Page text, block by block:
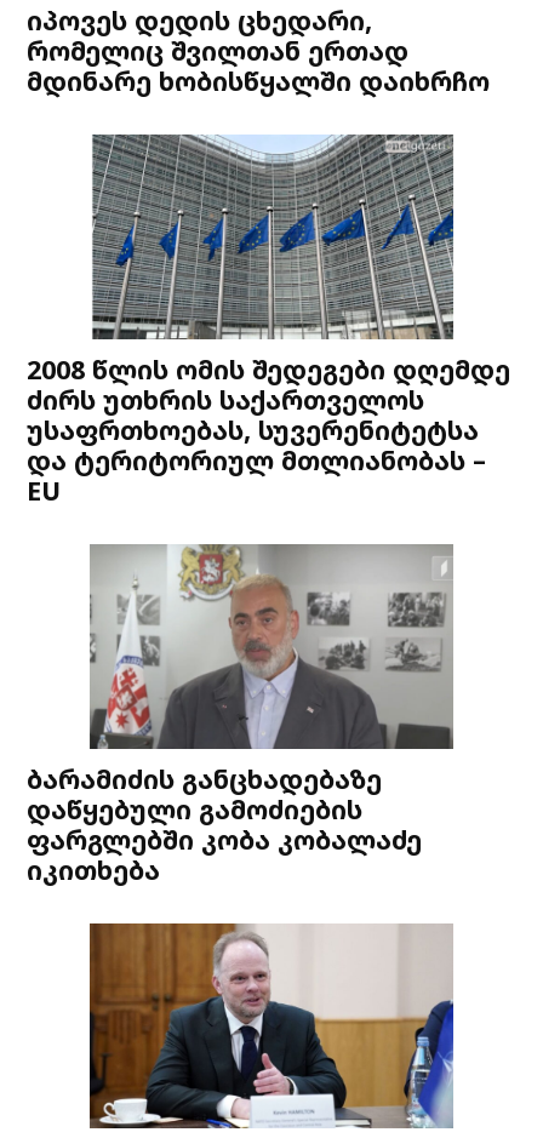
იპოვეს დედის ცხედარი,
რომელიც შვილთან ერთად
მდინარე ხობისწყალში დაიხრჩო
2008 წლის ომის შედეგები დღემდე
ძირს უთხრის საქართველოს
უსაფრთხოებას, სუვერენიტეტსა
და ტერიტორიულ მთლიანობას –
EU
ბარამიძის განცხადებაზე
დაწყებული გამოძიების
ფარგლებში კობა კობალაძე
იკითხება